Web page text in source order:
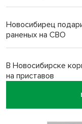
Новосибирец
раненых на СВО
В Новосибирске
на приставов